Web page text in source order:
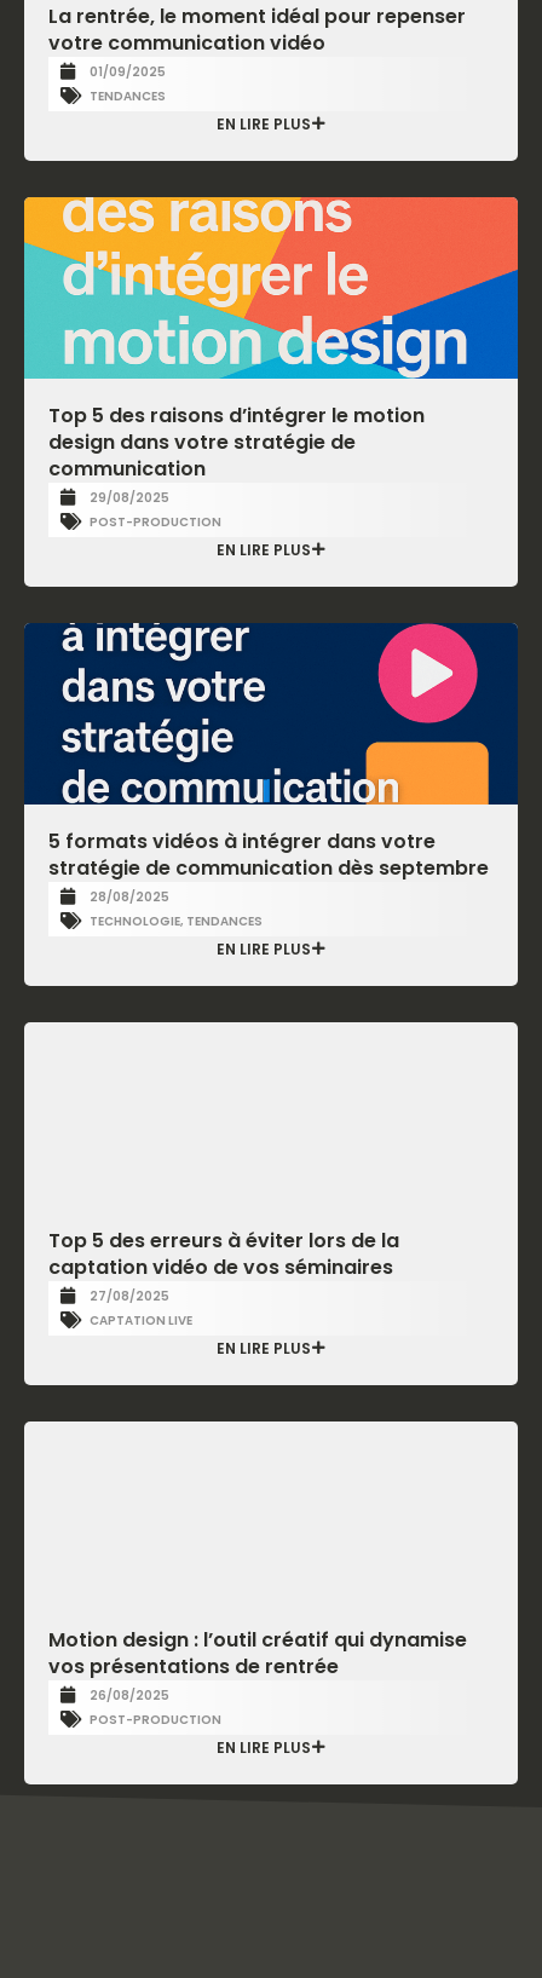
La rentrée, le moment idéal pour repenser
votre communication vidéo
01/09/2025
TENDANCES
EN LIRE PLUS
Top 5 des raisons d’intégrer le motion
design dans votre stratégie de
communication
29/08/2025
POST-PRODUCTION
EN LIRE PLUS
5 formats vidéos à intégrer dans votre
stratégie de communication dès septembre
28/08/2025
TECHNOLOGIE, TENDANCES
EN LIRE PLUS
Top 5 des erreurs à éviter lors de la
captation vidéo de vos séminaires
27/08/2025
CAPTATION LIVE
EN LIRE PLUS
Motion design : l’outil créatif qui dynamise
vos présentations de rentrée
26/08/2025
POST-PRODUCTION
EN LIRE PLUS